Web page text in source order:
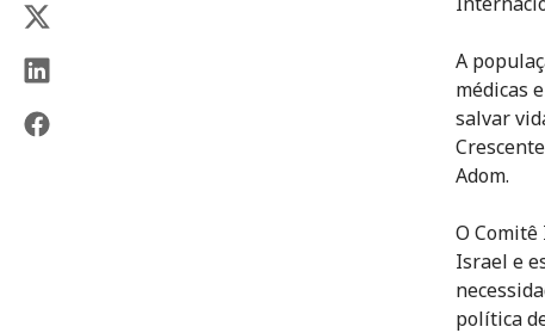
A
médicas
salvar
Adom.
O
Israel e
política